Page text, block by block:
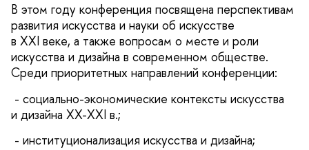
В этом году конференция посвящена перспективам
развития искусства и науки об искусстве
в XXI веке, а также вопросам о месте и роли
искусства и дизайна в современном обществе.
Среди приоритетных направлений конференции:
- социально-экономические контексты искусства
и дизайна XX-XXI в.;
- институционализация искусства и дизайна;